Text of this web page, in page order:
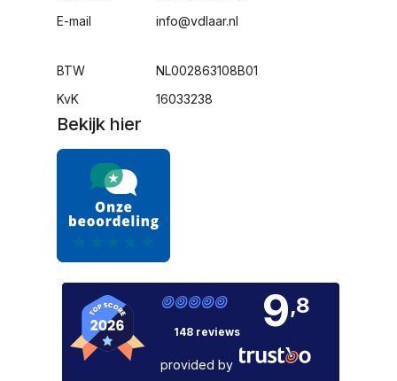
E-mail
BTW
KvK
info@vdlaar.nl
NL002863108B01
16033238
Bekijk hier
148 reviews 9,8
provided by